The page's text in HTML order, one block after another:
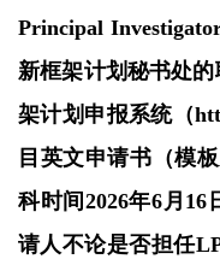
Principal
新框架计划秘书处
架计划申报系统（
目英文申请书（模
科时间 2026年6月 16
请人不论是否担任